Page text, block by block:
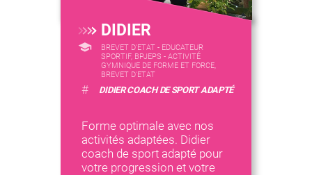
DIDIER
BREVET D'ETAT - EDUCATEUR
SPORTIF, BPJEPS - ACTIVITÉ
GYMNIQUE DE FORME ET FORCE,
BREVET D'ETAT
# DIDIER COACH DE SPORT ADAPTÉ
Forme optimale avec nos
activités adaptées. Didier
coach de sport adapté pour
votre progression et votre